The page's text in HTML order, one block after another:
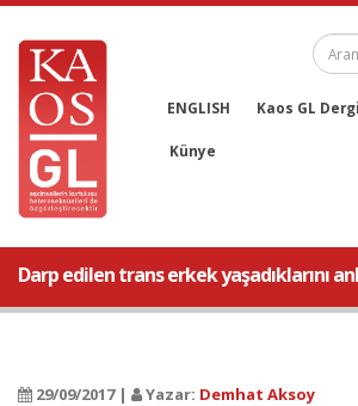
ENGLISH Kaos GL
Künye
Darp edilen trans erkek yaşadıklarını
29/09/2017 | Yazar: Demhat Aksoy